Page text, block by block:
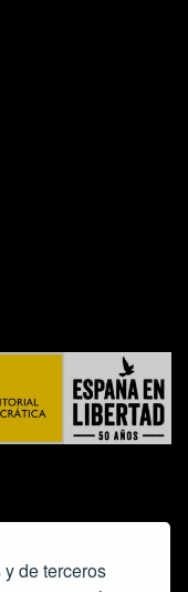
de terceros